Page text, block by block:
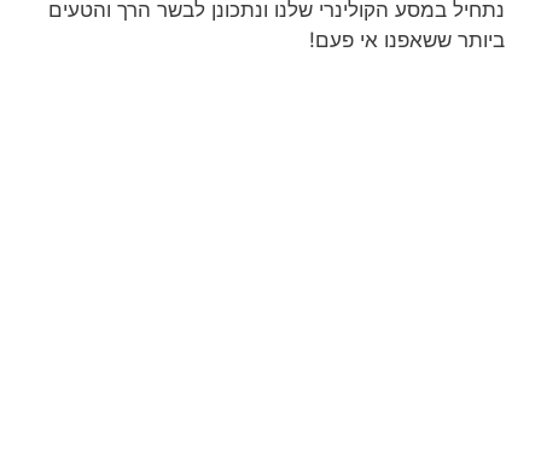
נתחיל במסע הקולינרי שלנו ונתכונן לבשר הרך והטעים
ביותר ששאפנו אי פעם!